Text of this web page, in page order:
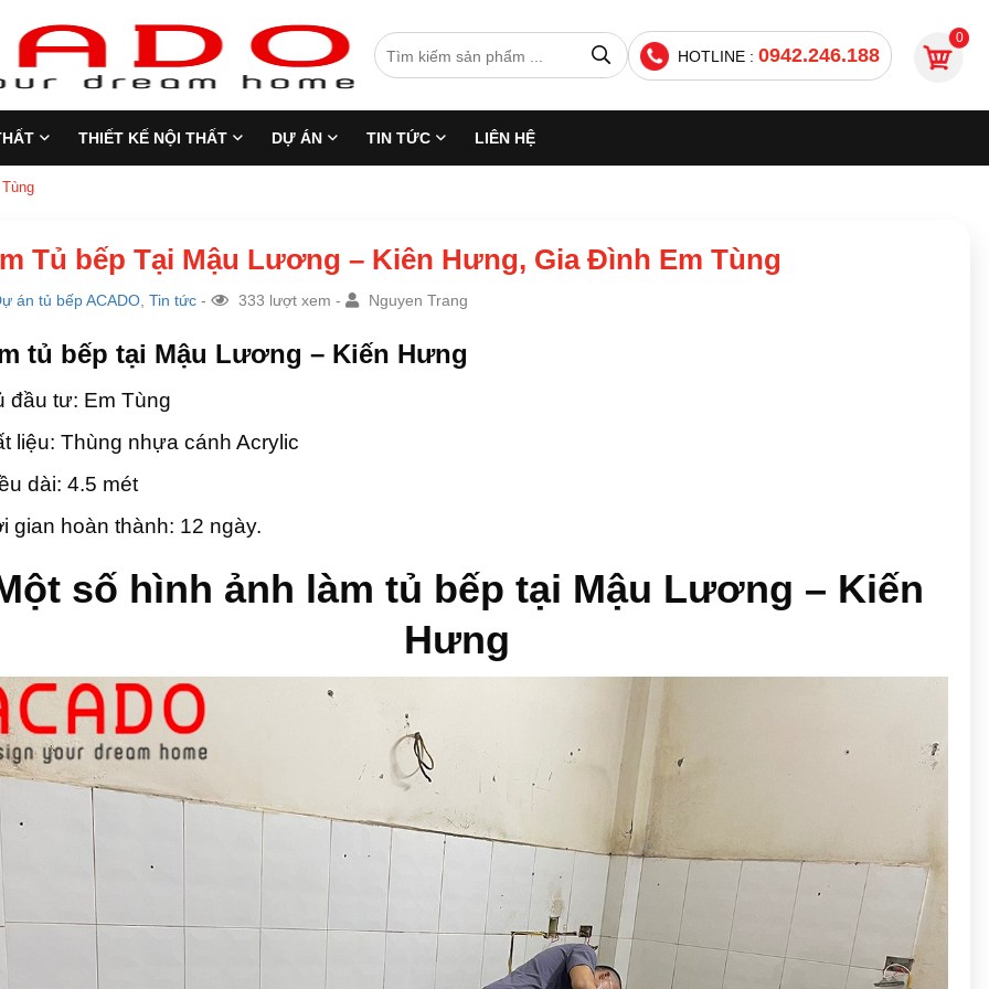
HOTLINE : 0942.246.188
0
THIẾT KẾ NỘI THẤT DỰ ÁN TIN TỨC LIÊN HỆ
Tủ bếp Tại Mậu Lương – Kiên Hưng, Gia Đình Em Tùng
án tủ bếp ACADO Tin tức - 333 lượt xem - Nguyen Trang
tủ bếp tại Mậu Lương – Kiến Hưng
đầu tư: Em Tùng
liệu: Thùng nhựa cánh Acrylic
dài: 4.5 mét
gian hoàn thành: 12 ngày.
số hình ảnh làm tủ bếp tại Mậu Lương – Kiến
Hưng